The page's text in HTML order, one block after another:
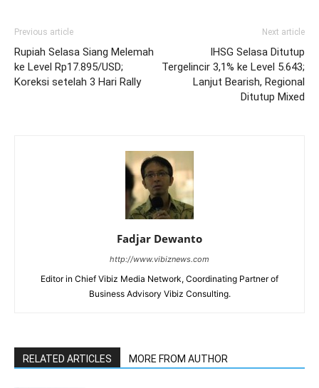
Previous article
Rupiah Selasa Siang Melemah
ke Level Rp17.895/USD;
Koreksi setelah 3 Hari Rally
Next article
IHSG Selasa Ditutup
Tergelincir 3,1% ke Level 5.643;
Lanjut Bearish, Regional
Ditutup Mixed
Fadjar Dewanto
http://www.vibiznews.com
Editor in Chief Vibiz Media Network, Coordinating Partner of
Business Advisory Vibiz Consulting.
RELATED ARTICLES MORE FROM AUTHOR